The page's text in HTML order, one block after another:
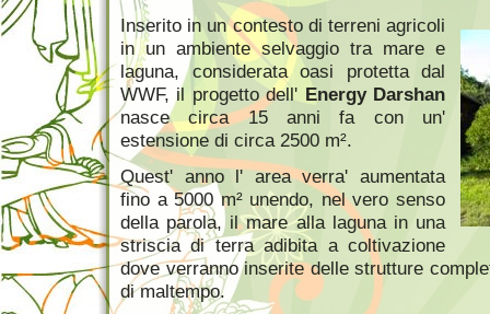
Inserito in un contesto di terreni agricoli
in un ambiente selvaggio tra mare e
laguna, considerata oasi protetta dal
WWF, il progetto dell' Energy Darshan
nasce circa 15 anni fa con un'
estensione di circa 2500 m².
Quest' anno l' area verra' aumentata
fino a 5000 m² unendo, nel vero senso
della parola, il mare alla laguna in una
striscia di terra adibita a coltivazione
dove verranno inserite delle strutture
di maltempo.